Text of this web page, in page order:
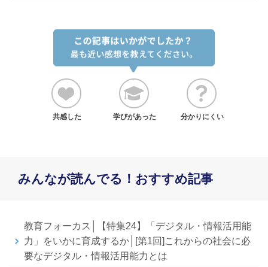
共感した 学びがあった 分かりにくい
みんなが読んでる！おすすめ記事
教育フォーカス│【特集24】「デジタル・情報活用能
力」をいかに育成するか│[第1回]これからの社会に必
要なデジタル・情報活用能力とは